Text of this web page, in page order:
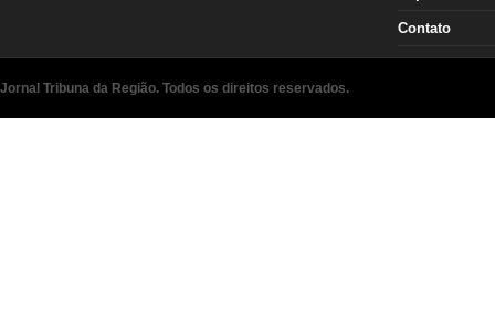
Contato
Jornal Tribuna da Região. Todos os direitos reservados.